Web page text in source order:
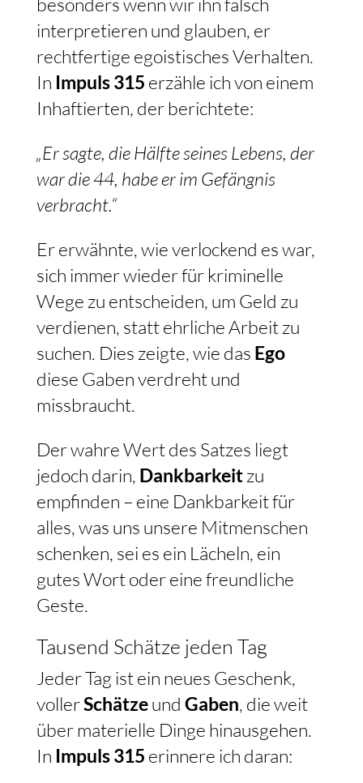
interpretieren und glauben, er
rechtfertige egoistisches Verhalten.
In Impuls 315 erzähle ich von einem
Inhaftierten, der berichtete:
„Er sagte, die Hälfte seines Lebens, der
war die 44, habe er im Gefängnis
verbracht.“
Er erwähnte, wie verlockend es war,
sich immer wieder für kriminelle
Wege zu entscheiden, um Geld zu
verdienen, statt ehrliche Arbeit zu
suchen. Dies zeigte, wie das Ego
diese Gaben verdreht und
missbraucht.
Der wahre Wert des Satzes liegt
jedoch darin, Dankbarkeitzu
empfinden – eine Dankbarkeit für
alles, was uns unsere Mitmenschen
schenken, sei es ein Lächeln, ein
gutes Wort oder eine freundliche
Geste.
Tausend Schätze jeden Tag
Jeder Tag ist ein neues Geschenk,
vollerSchätzeund Gaben, die weit
über materielle Dinge hinausgehen.
In Impuls 315 erinnere ich daran: